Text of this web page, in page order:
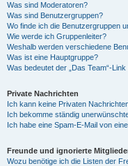
Was sind Moderatoren?
Was sind Benutzergruppen?
Wo finde ich die Benutzergruppen
Wie werde ich Gruppenleiter?
Weshalb werden verschiedene
Was ist eine Hauptgruppe?
Was bedeutet der „Das Team“-
Private Nachrichten
Ich kann keine Privaten
Ich bekomme ständig
Ich habe eine Spam-E-Mail von
Freunde und ignorierte
Wozu benötige ich die Listen der